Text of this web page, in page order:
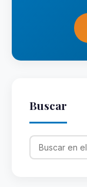
Buscar